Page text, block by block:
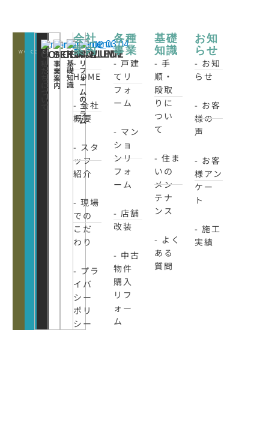
WORKSCONATCT
CLOSE
CONCEPT
私
た
ち
に
つ
い
て
SERVICE
事
業
案
内
KNOWLEDE
基
礎
知
識
COLUMN
リ
フ
ォ
ー
ム
の
コ
ラ
ム
会社
案内
-
HOME
- 会社
概要
- スタ
ッフ
紹介
- 現場
での
こだ
わり
- プラ
イバ
シー
ポリ
シー
各種
事業
- 戸建
てリ
フォ
ーム
- マン
ショ
ンリ
フォ
ーム
- 店舗
改装
- 中古
物件
購入
リフ
ォー
ム
基礎
知識
- 手
順・
段取
りに
つい
て
- 住ま
いの
メン
テナ
ンス
- よく
ある
質問
お知
らせ
- お知
らせ
- お客
様の
声
- お客
様アン
ケー
ト
- 施工
実績